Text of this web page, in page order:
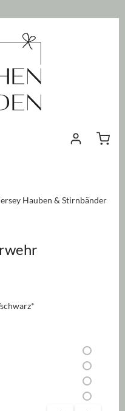
Hauben & Stirnbänder
5 Sternen